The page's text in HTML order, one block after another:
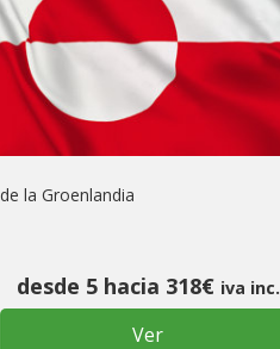
de la Groenlandia
desde 5 hacia 318€ iva inc.
Ver